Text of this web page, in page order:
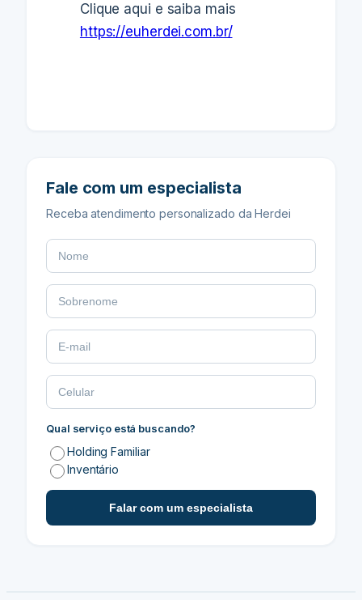
Clique aqui e saiba mais
https://euherdei.com.br/
Fale com um especialista
Receba atendimento personalizado da Herdei
Qual serviço está buscando?
Holding Familiar
Inventário
Falar com um especialista